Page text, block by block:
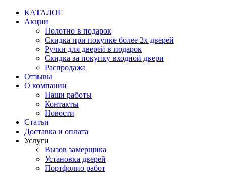
Перейти
содержимому
КАТАЛОГ
Акции
Полотно в подарок
Скидка при покупке более 2х дверей
Ручки для дверей в подарок
Скидка за покупку входной двери
Распродажа
Отзывы
О компании
Наши работы
Контакты
Новости
Статьи
Доставка и оплата
Услуги
Вызов замерщика
Установка дверей
Портфолио работ